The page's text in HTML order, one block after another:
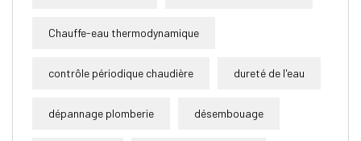
Chauffe-eau thermodynamique
contrôle périodique chaudière dureté de l'eau
dépannage plomberie désembouage